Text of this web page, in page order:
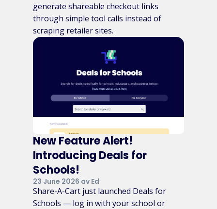
generate shareable checkout links
through simple tool calls instead of
scraping retailer sites.
New Feature Alert!
Introducing Deals for
Schools!
23 June 2026 av Ed
Share-A-Cart just launched Deals for
Schools — log in with your school or